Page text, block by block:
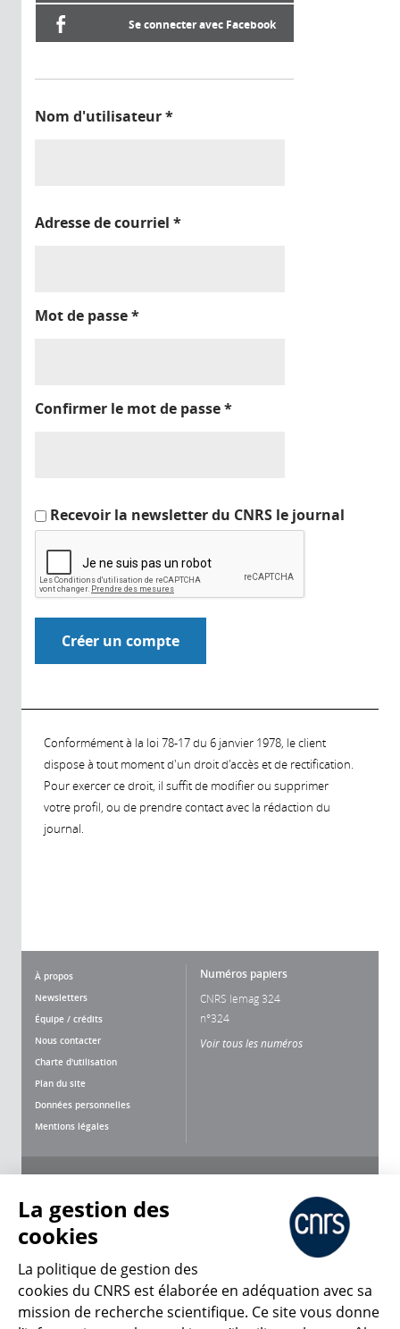
Se connecter avec Facebook
Nom d'utilisateur*
Adresse de courriel *
Mot de passe*
Confirmer le mot de passe*
Recevoir la newsletter du CNRS le journal
Conformément à la loi 78-17 du 6 janvier 1978, le client
dispose à tout moment d'un droit d'accès et de rectification.
Pour exercer ce droit, il suffit de modifier ou supprimer
votre profil, ou de prendre contact avec la rédaction du
journal.
À propos
Newsletters
Équipe / crédits
Nous contacter
Charte d'utilisation
Plan du site
Données personnelles
Mentions légales
Numéros papiers
CNRS lemag 324
n°324
Voir tous les numéros
CNRS Le Mag
La gestion des
cookies
La politique de gestion des
cookies du CNRS est élaborée en adéquation avec sa
mission de recherche scientifique. Ce site vous donne